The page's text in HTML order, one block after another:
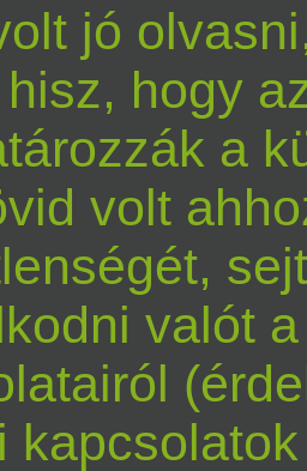
jó
hogy
a
volt
valót